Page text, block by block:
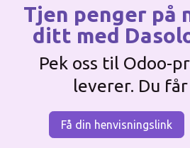
Tjen penger
ditt med
Pek oss til Odoo-
leverer. Du
Få din henvisningslink